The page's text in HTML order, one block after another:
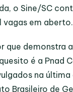
o Sine/SC
vagas em aberto.
que demonstra
é a Pnad
na
Brasileiro de